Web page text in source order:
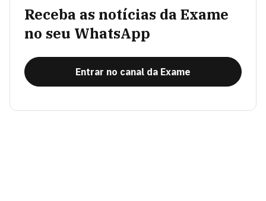
Receba as notícias da Exame
no seu WhatsApp
Entrar no canal da Exame